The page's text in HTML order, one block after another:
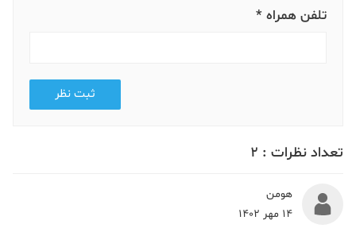
تلفن همراه *
ثبت نظر
تعداد نظرات : 2
هومن
14 مهر 1402